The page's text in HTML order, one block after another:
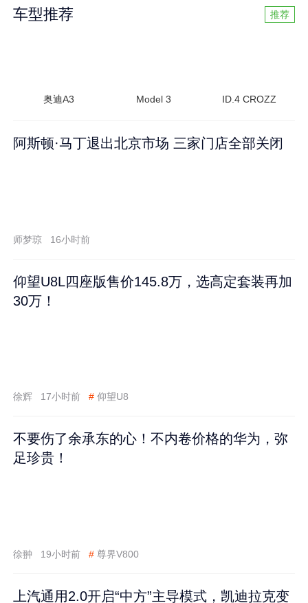
车型推荐 推荐
奥迪A3 Model 3 ID.4 CROZZ
阿斯顿·马丁退出北京市场 三家门店全部关闭
师梦琼 16小时前
仰望U8L四座版售价145.8万，选高定套装再加
30万！
徐辉 17小时前 # 仰望U8
不要伤了余承东的心！不内卷价格的华为，弥
足珍贵！
徐翀 19小时前 # 尊界V800
上汽通用2.0开启“中方”主导模式，凯迪拉克变